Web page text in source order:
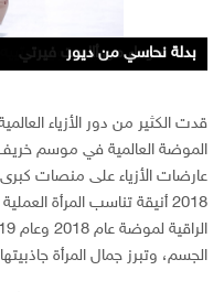
بدلات سواريه 2018
بدلة بالريش من رالف اند روسو
بدلة بيضاء من رالف اند روسو
بدلة خضراء من أزارو كوتير
بدلة سهرة حمراء من Patrick Pham
بدلة سهرة من أليكسيس مابيل
بدلة سواريه زهرية من جورجيو
بدلة سواريه من انطونيو
بدلة سواريه من إيلي صعب
بدلة سواريه من جورج شقرا
بدلة سواريه من جورجيو أرماني
بدلة سواريه من جوليان فورني
بدلة سواريه من جيفنشي
بدلة سواريه من ديور
بدلة سواريه من طوني ورد
بدلة سوداء من زهير مراد
بدلة فضي من جين بول غوتييه
بدلة سوداء من أالبرت فيرتي
بدلة نحاسي من ديور
الموضة العالمية في موسم خريف
عارضات الأزياء على منصات
2018 أنيقة تناسب المرأة
الجسم، وتبرز جمال المرأة